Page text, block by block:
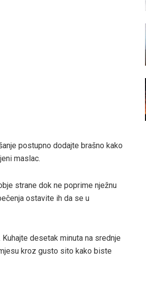
postupno dodajte brašno kako
maslac.
strane dok ne poprime nježnu
ostavite ih da se u
desetak minuta na srednje
kroz gusto sito kako biste